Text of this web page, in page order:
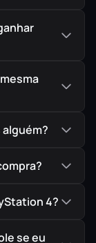
repleto
ao topo:
do Draft da
novas
o
4?
se eu